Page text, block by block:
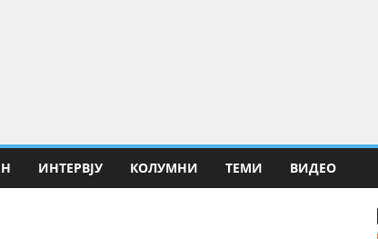
ИНТЕРВЈУ КОЛУМНИ ТЕМИ ВИДЕО